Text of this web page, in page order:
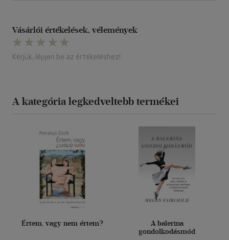
Vásárlói értékelések, vélemények
Kérjük, lépjen be az értékeléshez!
A kategória legkedveltebb termékei
Értem, vagy nem értem?
A balerina
gondolkodásmód